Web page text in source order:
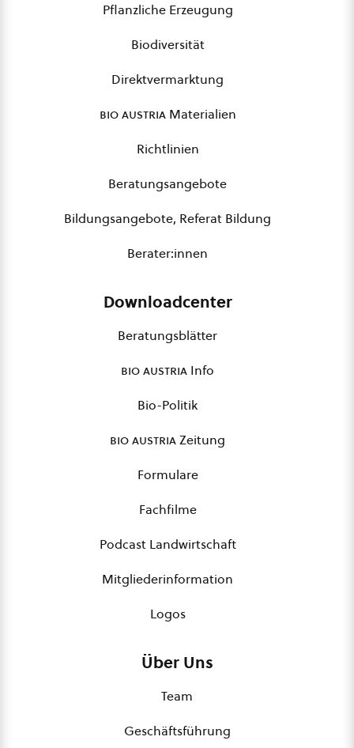
Pflanzliche Erzeugung
Biodiversität
Direktvermarktung
bio austriaMaterialien
Richtlinien
Beratungsangebote
Bildungsangebote, Referat Bildung
Berater:innen
Downloadcenter
Beratungsblätter
bio austria Info
Bio-Politik
bio austriaZeitung
Formulare
Fachfilme
Podcast Landwirtschaft
Mitgliederinformation
Logos
Über Uns
Team
Geschäftsführung